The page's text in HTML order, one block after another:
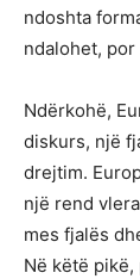
ndoshta
ndalohet, por
Ndërkohë,
diskurs, një
drejtim.
një rend
mes fjalës
Në këtë